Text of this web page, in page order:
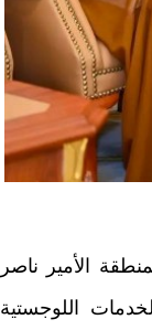
الأمير ناصر
اللوجستية